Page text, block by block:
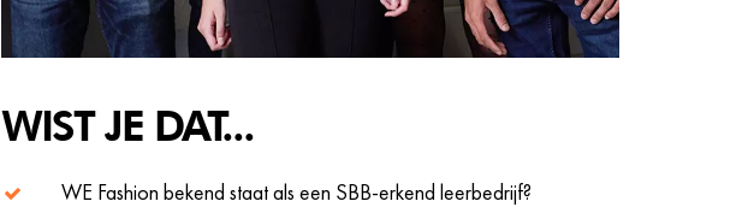
WIST JE DAT...
WE Fashion bekend staat als een SBB-erkend leerbedrijf?